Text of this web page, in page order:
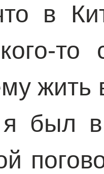
в
то
жить
был